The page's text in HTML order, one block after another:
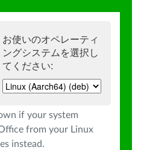
お使いのオペレーティ
ングシステムを選択し
てください:
if your system
from your Linux
instead.